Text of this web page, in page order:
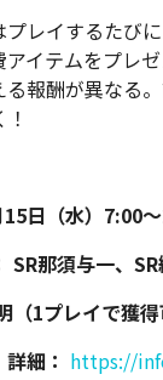
レイするたび
イテムをプレ
報酬が異なる
日（水）7:00
那須与一、SR
レイで獲得可
細： https://